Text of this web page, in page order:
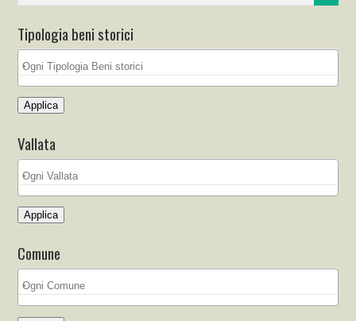
Tipologia beni storici
Applica
Vallata
Applica
Comune